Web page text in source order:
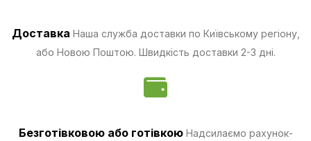
Доставка Наша служба доставки по Київському регіону,
або Новою Поштою. Швидкість доставки 2-3 дні.
Безготівковою або готівкою Надсилаємо рахунок-